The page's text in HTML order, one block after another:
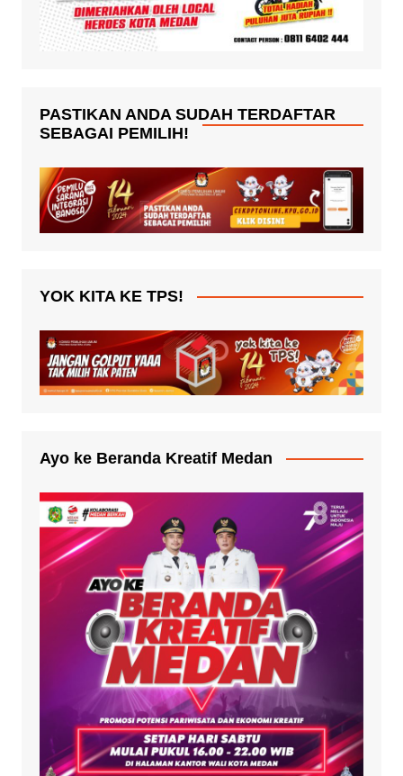
PASTIKAN ANDA SUDAH TERDAFTAR
SEBAGAI PEMILIH!
YOK KITA KE TPS!
Ayo ke Beranda Kreatif Medan